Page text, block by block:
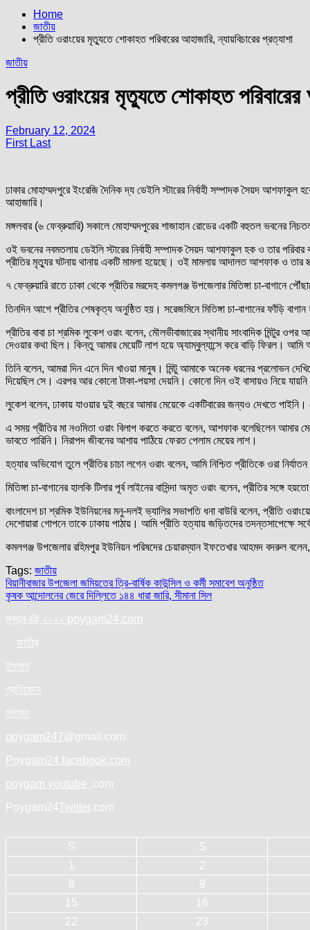
Home
জাতীয়
প্রীতি ওরাংয়ের মৃত্যুতে শোকাহত পরিবারের আহাজারি, ন্যায়বিচারের প্রত্যাশা
জাতীয়
প্রীতি ওরাংয়ের মৃত্যুতে শোকাহত পরিবারের
February 12, 2024
First Last
ঢাকার মোহাম্মদপুরে ইংরেজি দৈনিক দ্য ডেইলি স্টারের নির্বাহী সম্পাদক সৈয়দ
আহাজারি।
মঙ্গলবার (৬ ফেব্রুয়ারি) সকালে মোহাম্মদপুরের শাজাহান রোডের একটি বহুতল ভবনের
ওই ভবনের নবমতলায় ডেইলি স্টারের নির্বাহী সম্পাদক সৈয়দ আশফাকুল হক ও তার
প্রীতির মৃত্যুর ঘটনায় থানায় একটি মামলা হয়েছে। ওই মামলায় আদালত আশফাক ও তার
৭ ফেব্রুয়ারি রাতে ঢাকা থেকে প্রীতির মরদেহ কমলগঞ্জ উপজেলার মিতিঙ্গা চা-
তিনদিন আগে প্রীতির শেষকৃত্য অনুষ্ঠিত হয়। সরেজমিনে মিতিঙ্গা চা-বাগানের ফাঁড়ি
প্রীতির বাবা চা শ্রমিক লুকেশ ওরাং বলেন, মৌলভীবাজারের স্থানীয় সাংবাদিক মিন্টুর
দেওয়ার কথা ছিল। কিন্তু আমার মেয়েটি লাশ হয়ে অ্যাম্বুল্যান্সে করে বাড়ি ফিরল। আমি
তিনি বলেন, আমরা দিন এনে দিন খাওয়া মানুষ। মিন্টু আমাকে অনেক ধরনের প্রলোভন
দিয়েছিল সে। এরপর আর কোনো টাকা-পয়সা দেয়নি। কোনো দিন ওই বাসায়ও নিয়ে
লুকেশ বলেন, ঢাকায় যাওয়ার দুই বছরে আমার মেয়েকে একটিবারের জন্যও দেখতে
এ সময় প্রীতির মা নওমিতা ওরাং বিলাপ করতে করতে বলেন, আশফাক বলেছিলেন আমার
ভাবতে পারিনি। নিরাপদ জীবনের আশায় পাঠিয়ে ফেরত পেলাম মেয়ের লাশ।
হত্যার অভিযোগ তুলে প্রীতির চাচা লগেন ওরাং বলেন, আমি নিশ্চিত প্রীতিকে ওরা
মিতিঙ্গা চা-বাগানের হালকি টিলার পূর্ব লাইনের বাসিন্দা অমৃত ওরাং বলেন, প্রীতির
বাংলাদেশ চা শ্রমিক ইউনিয়নের মনু-দলই ভ্যালির সভাপতি ধনা বাউরি বলেন, প্রীতি
দেশোয়ারা গোপনে তাকে ঢাকায় পাঠায়। আমি প্রীতি হত্যায় জড়িতদের তদন্তসাপেক্ষে
কমলগঞ্জ উপজেলার রহিমপুর ইউনিয়ন পরিষদের চেয়ারম্যান ইফতেখার আহমদ বদরুল
Tags: জাতীয়
Post
navigation
বিয়ানীবাজার উপজেলা জমিয়তের ত্রি-বার্ষিক কাউন্সিল ও কর্মী সমাবেশ অনুষ্ঠিত
কৃষক আন্দোলনের জেরে দিল্লিতে ১৪৪ ধারা জারি, সীমানা সিল
স্বত্ব @ ২০২২ poygam24.com
জাতীয়
ইসলাম
প্রতিবেদন
মতামত
poygam247@gmail.com.
Poygam24.facebook.com
poygam youtube ,com
Poygam24Twitter.com
S
S
1
2
8
9
15
16
22
23